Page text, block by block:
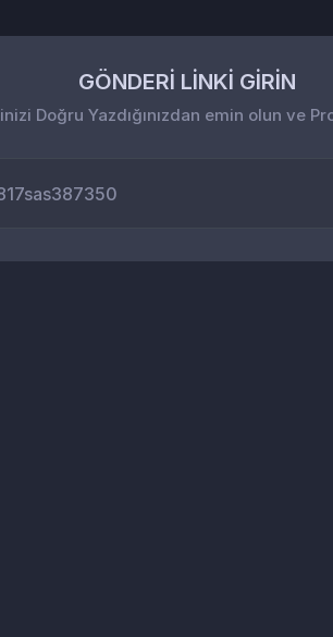
GÖNDERİ LİNKİ GİRİN
Doğru Yazdığınızdan emin olun ve